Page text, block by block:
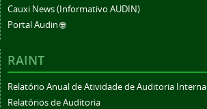
Cauxi News (Informativo AUDIN)
Portal Audin 🌐
RAINT
Relatório Anual de Atividade de Auditoria Interna
Relatórios de Auditoria